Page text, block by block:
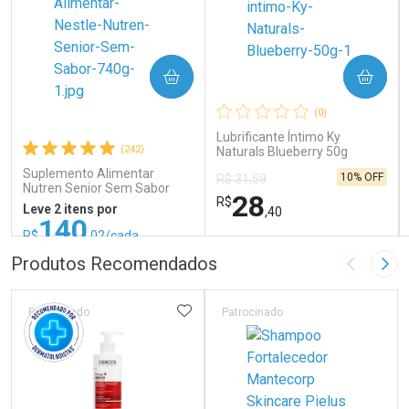
(242)
Suplemento Alimentar
Nutren Senior Sem Sabor
740g
Leve 2 itens por
R$140,02/cada
COMPRAR
FECHAR
FECHAR
Por Menos
(0)
Lubrificante Íntimo Ky
Naturals Blueberry 50g
R$ 31,59
R$28,40
10% OFF
COMPRAR
Por Menos
Produtos Recomendados Imagem
Patrocinado ADICIONAR AOS FAVORITOS
Patrocinado